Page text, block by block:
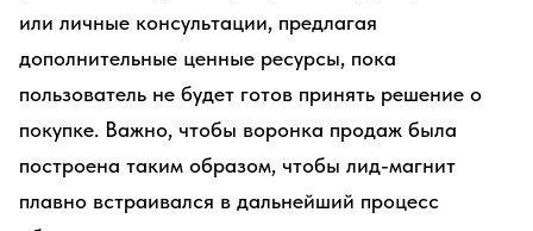
или личные консультации, предлагая
дополнительные ценные ресурсы, пока
пользователь не будет готов принять решение о
покупке. Важно, чтобы воронка продаж была
построена таким образом, чтобы лид-магнит
плавно встраивался в дальнейший процесс